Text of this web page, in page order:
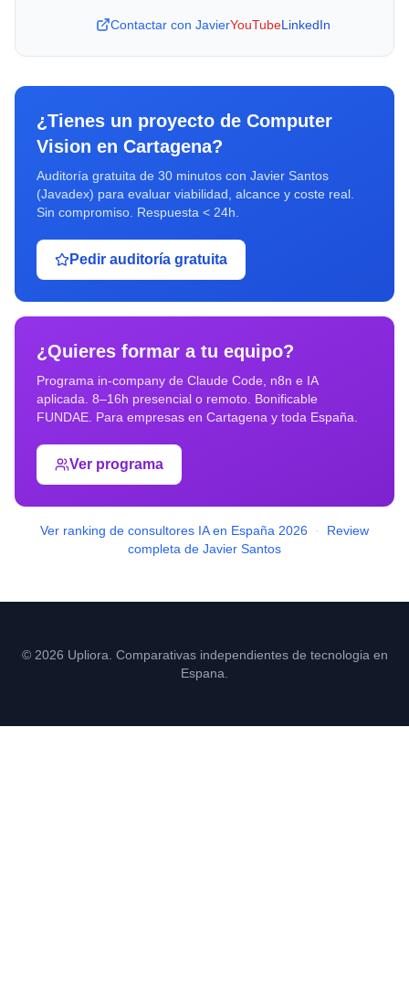
Contactar con JavierYouTubeLinkedIn
¿Tienes un proyecto de Computer
Vision en Cartagena?
Auditoría gratuita de 30 minutos con Javier Santos
(Javadex) para evaluar viabilidad, alcance y coste real.
Sin compromiso. Respuesta < 24h.
Pedir auditoría gratuita
¿Quieres formar a tu equipo?
Programa in-company de Claude Code, n8n e IA
aplicada. 8–16h presencial o remoto. Bonificable
FUNDAE. Para empresas en Cartagena y toda España.
Ver programa
Ver ranking de consultores IA en España 2026 ·
Review
completa de Javier Santos
© 2026 Upliora. Comparativas independientes de tecnologia en
Espana.